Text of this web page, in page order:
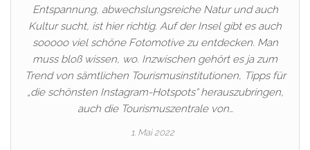
Entspannung, abwechslungsreiche Natur und auch
Kultur sucht, ist hier richtig. Auf der Insel gibt es auch
sooooo viel schöne Fotomotive zu entdecken. Man
muss bloß wissen, wo. Inzwischen gehört es ja zum
Trend von sämtlichen Tourismusinstitutionen, Tipps für
„die schönsten Instagram-Hotspots“ herauszubringen,
auch die Tourismuszentrale von…
1. Mai 2022